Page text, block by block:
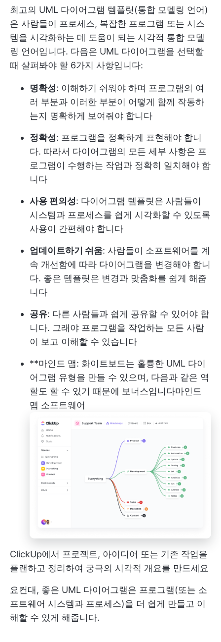
최고의 UML 다이어그램 템플릿(통합 모델링 언어)
은 사람들이 프로세스, 복잡한 프로그램 또는 시스
템을 시각화하는 데 도움이 되는 시각적 통합 모델
링 언어입니다. 다음은 UML 다이어그램을 선택할
때 살펴봐야 할 6가지 사항입니다:
명확성: 이해하기 쉬워야 하며 프로그램의 여
러 부분과 이러한 부분이 어떻게 함께 작동하
는지 명확하게 보여줘야 합니다
정확성: 프로그램을 정확하게 표현해야 합니
다. 따라서 다이어그램의 모든 세부 사항은 프
로그램이 수행하는 작업과 정확히 일치해야 합
니다
사용 편의성: 다이어그램 템플릿은 사람들이
시스템과 프로세스를 쉽게 시각화할 수 있도록
사용이 간편해야 합니다
업데이트하기 쉬움: 사람들이 소프트웨어를 계
속 개선함에 따라 다이어그램을 변경해야 합니
다. 좋은 템플릿은 변경과 맞춤화를 쉽게 해줍
니다
공유: 다른 사람들과 쉽게 공유할 수 있어야 합
니다. 그래야 프로그램을 작업하는 모든 사람
이 보고 이해할 수 있습니다
**마인드 맵: 화이트보드는 훌륭한 UML 다이
어그램 유형을 만들 수 있으며, 다음과 같은 역
할도 할 수 있기 때문에 보너스입니다마인드
맵 소프트웨어
ClickUp에서 프로젝트, 아이디어 또는 기존 작업을
플랜하고 정리하여 궁극의 시각적 개요를 만드세요
요컨대, 좋은 UML 다이어그램은 프로그램(또는 소
프트웨어 시스템과 프로세스)을 더 쉽게 만들고 이
해할 수 있게 해줍니다.